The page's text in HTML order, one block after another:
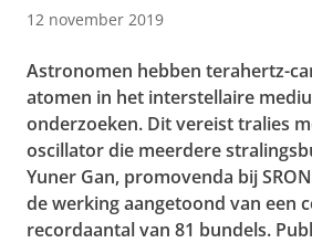
12 november 2019
Astronomen hebben terahertz-
atomen in het interstellaire
onderzoeken. Dit vereist tralies
oscillator die meerdere
Yuner Gan, promovenda bij
de werking aangetoond van een
recordaantal van 81 bundels.